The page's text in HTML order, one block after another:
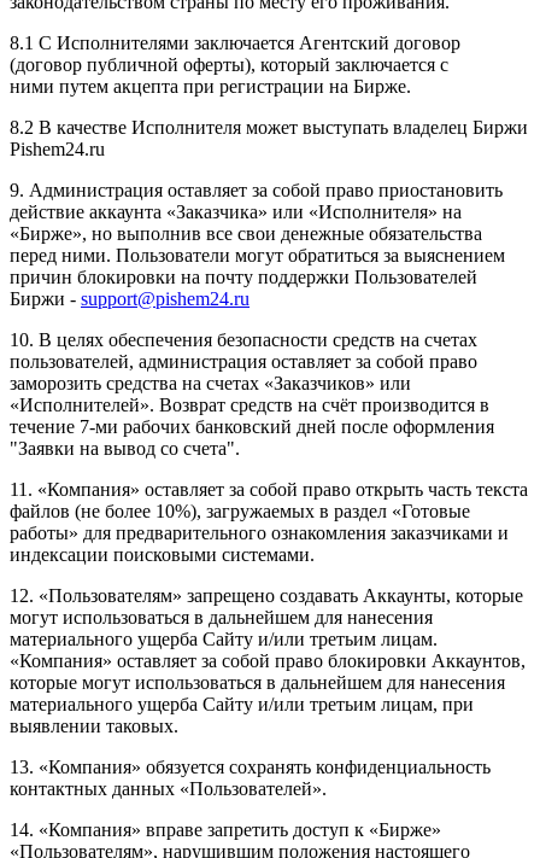
8.1 С Исполнителями заключается Агентский договор
(договор публичной оферты), который заключается с
ними путем акцепта при регистрации на Бирже.
8.2 В качестве Исполнителя может выступать владелец Биржи
Pishem24.ru
9. Администрация оставляет за собой право приостановить
действие аккаунта «Заказчика» или «Исполнителя» на
«Бирже», но выполнив все свои денежные обязательства
перед ними. Пользователи могут обратиться за выяснением
причин блокировки на почту поддержки Пользователей
Биржи - support@pishem24.ru
10. В целях обеспечения безопасности средств на счетах
пользователей, администрация оставляет за собой право
заморозить средства на счетах «Заказчиков» или
«Исполнителей». Возврат средств на счёт производится в
течение 7-ми рабочих банковский дней после оформления
"Заявки на вывод со счета".
11. «Компания» оставляет за собой право открыть часть текста
файлов (не более 10%), загружаемых в раздел «Готовые
работы» для предварительного ознакомления заказчиками и
индексации поисковыми системами.
12. «Пользователям» запрещено создавать Аккаунты, которые
могут использоваться в дальнейшем для нанесения
материального ущерба Сайту и/или третьим лицам.
«Компания» оставляет за собой право блокировки Аккаунтов,
которые могут использоваться в дальнейшем для нанесения
материального ущерба Сайту и/или третьим лицам, при
выявлении таковых.
13. «Компания» обязуется сохранять конфиденциальность
контактных данных «Пользователей».
14. «Компания» вправе запретить доступ к «Бирже»
«Пользователям», нарушившим положения настоящего